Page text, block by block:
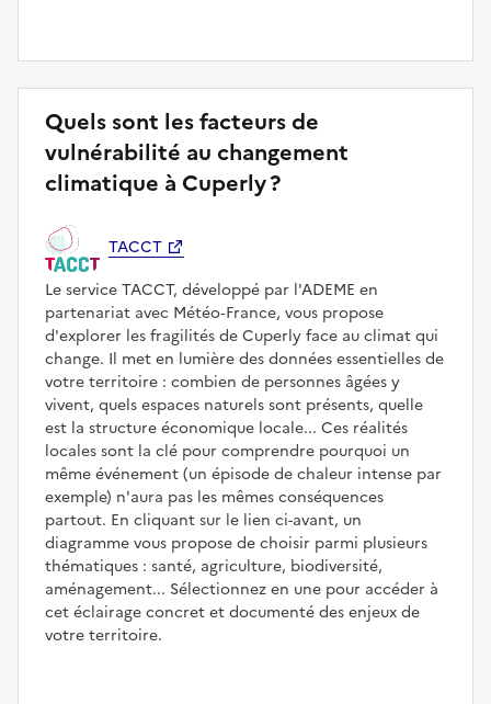
Quels sont les facteurs de
vulnérabilité au changement
climatique à Cuperly ?
TACCT
Le service TACCT, développé par l'ADEME en
partenariat avec Météo‑France, vous propose
d'explorer les fragilités de Cuperly face au climat qui
change. Il met en lumière des données essentielles de
votre territoire : combien de personnes âgées y
vivent, quels espaces naturels sont présents, quelle
est la structure économique locale... Ces réalités
locales sont la clé pour comprendre pourquoi un
même événement (un épisode de chaleur intense par
exemple) n'aura pas les mêmes conséquences
partout. En cliquant sur le lien ci-avant, un
diagramme vous propose de choisir parmi plusieurs
thématiques : santé, agriculture, biodiversité,
aménagement... Sélectionnez en une pour accéder à
cet éclairage concret et documenté des enjeux de
votre territoire.